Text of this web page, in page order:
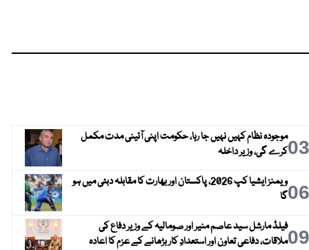
03موجودہ نظام کہیں نہیں جا رہا، حکومت اپنی آئینی مدت مکمل
کرے گی، وزیر داخلہ
06
ویمنز ایشیا کپ 2026، پاکستان اور بھارت کا مقابلہ دبئی میں ہو
گا
09فیلڈ مارشل سید عاصم منیر اور صومالیہ کے وزیر دفاع کی
ملاقات، دفاعی تعاون اور استعدادِ کار بڑھانے کے عزم کا اعادہ